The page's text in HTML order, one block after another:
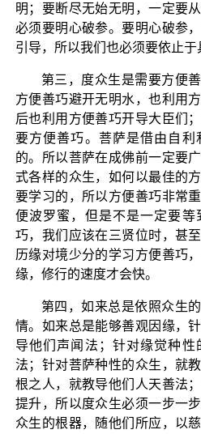
明；要断尽无始无明，一定要
必须要明心破参。要明心破参
引导，所以我们也必须要依止于
第三，度众生是需要方便
方便善巧避开无明水，也利用
后也利用方便善巧开导大臣们
要方便善巧。菩萨是借由自
的。所以菩萨在成佛前一定要
式各样的众生，如何以最佳的
要学习的，所以方便善巧非常
便波罗蜜，但是不是一定要
巧，我们应该在三贤位时，甚
历缘对境少分的学习方便善巧
缘，修行的速度才会快。
第四，如来总是依照众生
情。如来总是能够善观因缘，
导他们声闻法；针对缘觉种
法；针对菩萨种性的众生，就
根之人，就教导他们人天善法
提升，所以度众生必须一步一
众生的根器，随他们所应，以